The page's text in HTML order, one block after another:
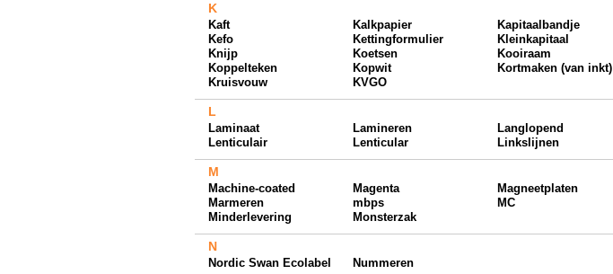
K
Kaft Kalkpapier Kapitaalbandje
Kefo
Kettingformulier Kleinkapitaal
Knijp
Koetsen Kooiraam
Koppelteken
Kopwit Kortmaken (van inkt)
Kruisvouw
KVGO
L
Laminaat Lamineren Langlopend
Lenticulair
Lenticular Linkslijnen
M
Machine-coated Magenta Magneetplaten
Marmeren
mbps MC
Minderlevering
Monsterzak
N
Nordic Swan Ecolabel Nummeren